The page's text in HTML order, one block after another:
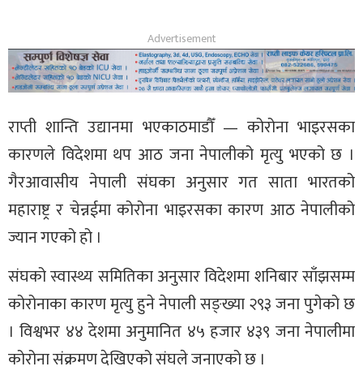
राप्ती शान्ति उद्यानमा भएकाठमाडौँ — कोरोना भाइरसका
कारणले विदेशमा थप आठ जना नेपालीको मृत्यु भएको छ ।
गैरआवासीय नेपाली संघका अनुसार गत साता भारतको
महाराष्ट्र र चेन्नईमा कोरोना भाइरसका कारण आठ नेपालीको
ज्यान गएको हो ।
संघको स्वास्थ्य समितिका अनुसार विदेशमा शनिबार साँझसम्म
कोरोनाका कारण मृत्यु हुने नेपाली सङ्ख्या २९३ जना पुगेको छ
। विश्वभर ४४ देशमा अनुमानित ४५ हजार ४३९ जना नेपालीमा
कोरोना संक्रमण देखिएको संघले जनाएको छ ।